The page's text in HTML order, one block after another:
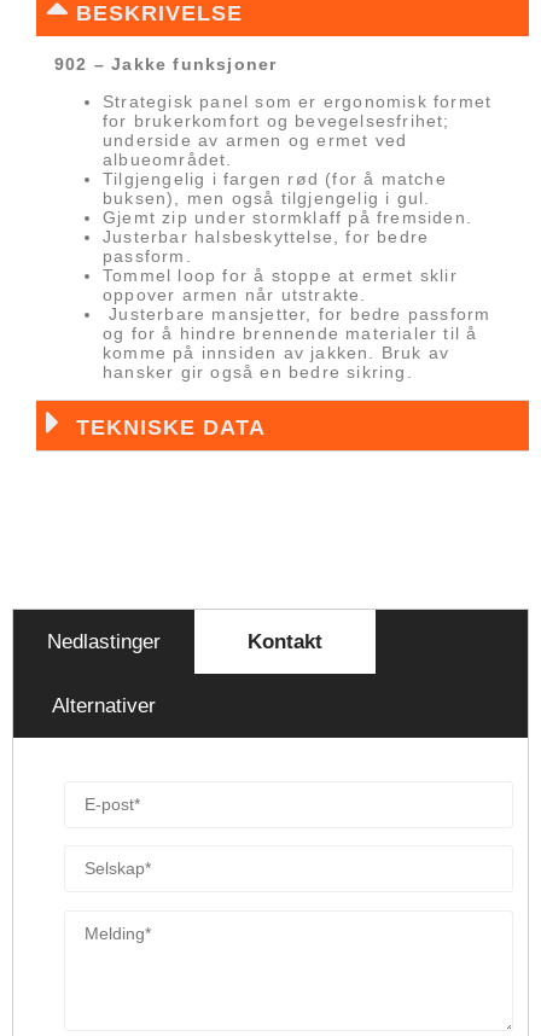
BESKRIVELSE
902 – Jakke funksjoner
Strategisk panel som er ergonomisk formet
for brukerkomfort og bevegelsesfrihet;
underside av armen og ermet ved
albueområdet.
Tilgjengelig i fargen rød (for å matche
buksen), men også tilgjengelig i gul.
Gjemt zip under stormklaff på fremsiden.
Justerbar halsbeskyttelse, for bedre
passform.
Tommel loop for å stoppe at ermet sklir
oppover armen når utstrakte.
Justerbare mansjetter, for bedre passform
og for å hindre brennende materialer til å
komme på innsiden av jakken. Bruk av
hansker gir også en bedre sikring.
TEKNISKE DATA
Nedlastinger Kontakt
Alternativer